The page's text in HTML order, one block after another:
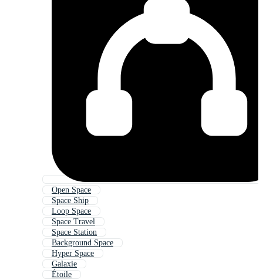
Open Space
Space Ship
Loop Space
Space Travel
Space Station
Background Space
Hyper Space
Galaxie
Étoile